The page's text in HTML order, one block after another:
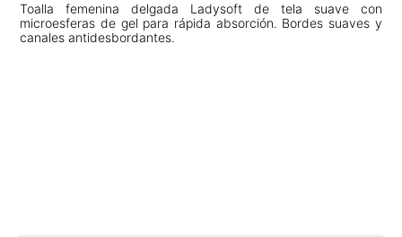
Toalla femenina delgada Ladysoft de tela suave con
microesferas de gel para rápida absorción. Bordes suaves y
canales antidesbordantes.